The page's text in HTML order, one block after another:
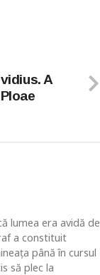
A
lumea era avidă de
a constituit
până în cursul
să plec la